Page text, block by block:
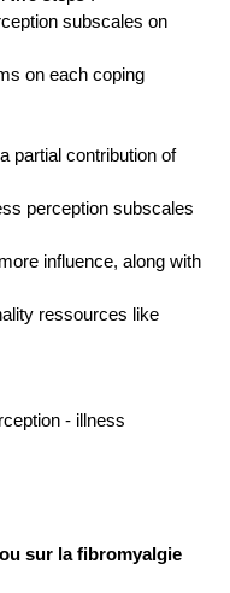
subscales on
on each coping
partial contribution of
perception subscales
influence, along with
ressources like
- illness
sur la fibromyalgie